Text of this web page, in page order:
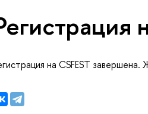
на CSFEST